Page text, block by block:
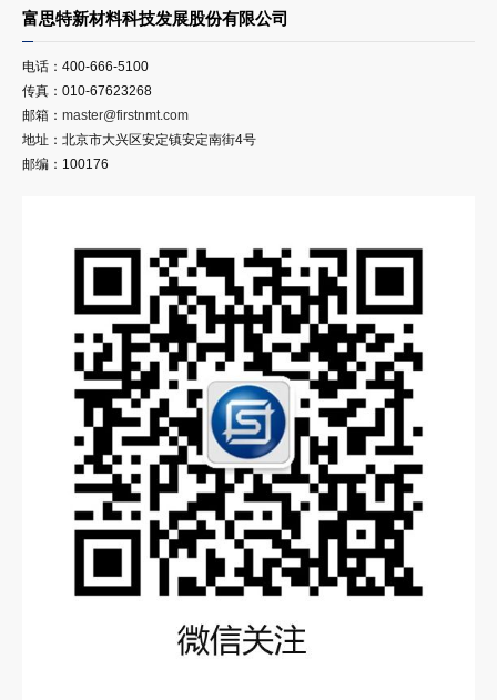
富思特新材料科技发展股份有限公司
电话：400-666-5100
传真：010-67623268
邮箱： master@firstnmt.com
地址：北京市大兴区安定镇安定南街4号
邮编：100176